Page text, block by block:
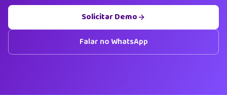
Solicitar Demo
Falar no WhatsApp